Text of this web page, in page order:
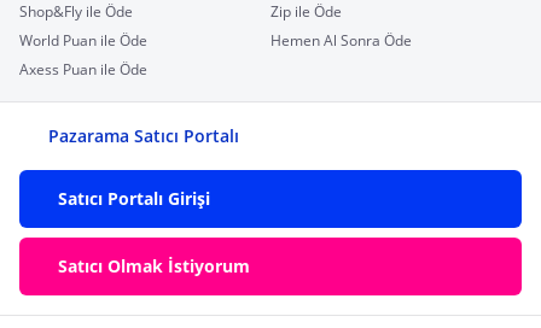
Shop&Fly ile Öde
Zip ile Öde
World Puan ile Öde
Hemen Al Sonra Öde
Axess Puan ile Öde
Pazarama Satıcı Portalı
Satıcı Portalı Girişi
Satıcı Olmak İstiyorum